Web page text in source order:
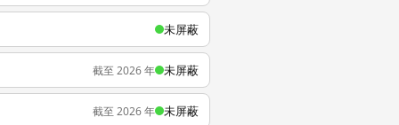
未屏蔽
截至 2026 年 未屏蔽
截至 2026 年 未屏蔽